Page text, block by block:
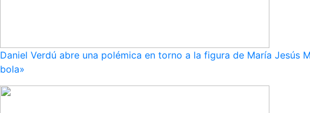
Daniel Verdú abre una polémica en torno a la figura de María Jesús
bola»